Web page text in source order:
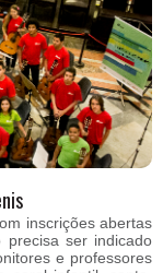
inscrições abertas
ser indicado
e professores